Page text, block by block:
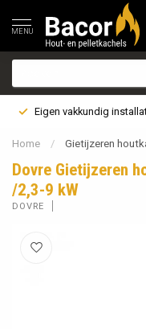
MENU
Eigen vakkundig
Home / Gietijzeren
Dovre Gietijzeren
/2,3-9 kW
DOVRE